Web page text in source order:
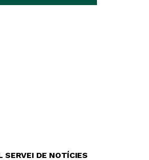
SERVEI DE NOTÍCIES